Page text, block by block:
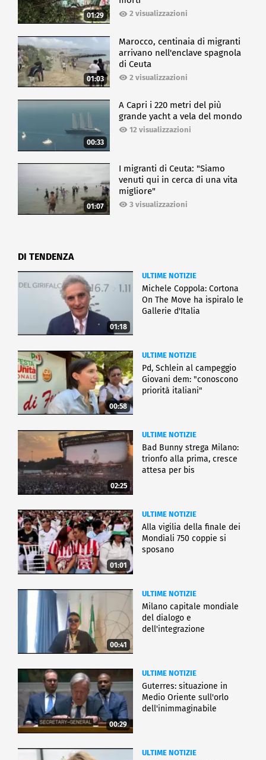
01:29 2 visualizzazioni
01:03
Marocco, centinaia di migranti
arrivano nell'enclave spagnola
di Ceuta
2 visualizzazioni
00:33
A Capri i 220 metri del più
grande yacht a vela del mondo
12 visualizzazioni
01:07
I migranti di Ceuta: "Siamo
venuti qui in cerca di una vita
migliore"
3 visualizzazioni
DI TENDENZA
01:18
ULTIME NOTIZIE
Michele Coppola: Cortona
On The Move ha ispiralo le
Gallerie d'Italia
00:58
ULTIME NOTIZIE
Pd, Schlein al campeggio
Giovani dem: "conoscono
priorità italiani"
02:25
ULTIME NOTIZIE
Bad Bunny strega Milano:
trionfo alla prima, cresce
attesa per bis
01:01
ULTIME NOTIZIE
Alla vigilia della finale dei
Mondiali 750 coppie si
sposano
00:41
ULTIME NOTIZIE
Milano capitale mondiale
del dialogo e
dell'integrazione
00:29
ULTIME NOTIZIE
Guterres: situazione in
Medio Oriente sull'orlo
dell'inimmaginabile
ULTIME NOTIZIE